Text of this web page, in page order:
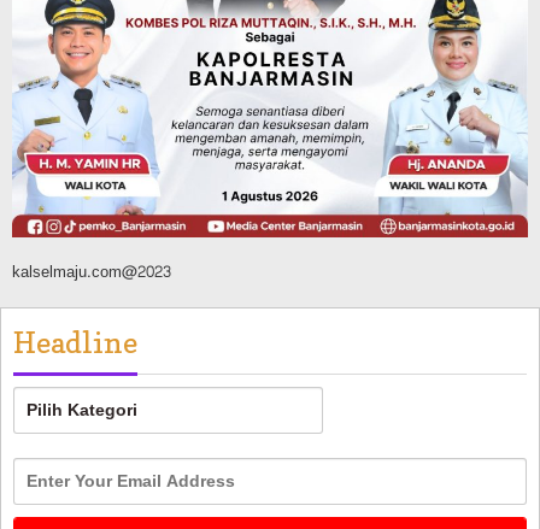
PKK Desa Putat Basiun Andalkan Pangan
Lokal Labu dan Ubi
Agustus 6, 2026
kalselmaju.com@2023
Headline
Headline